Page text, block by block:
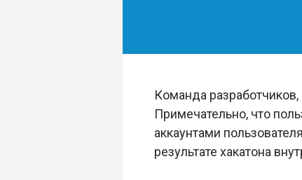
Команда
Примечательно, что
аккаунтами
результате хакатона